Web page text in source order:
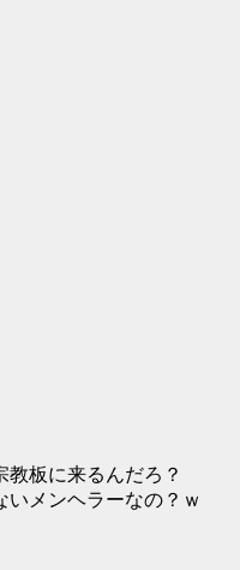
板に来るんだろ？
いメンヘラーなの？ｗ